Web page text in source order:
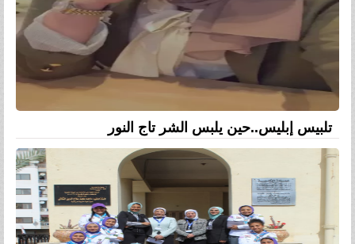
تلبيس إبليس..حين يلبس الشر تاج النور